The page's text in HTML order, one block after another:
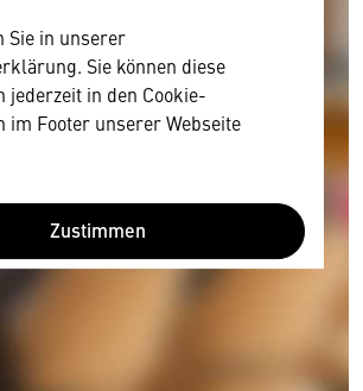
Sie in unserer
Sie können diese
jederzeit in den Cookie-
im Footer unserer Webseite
Zustimmen